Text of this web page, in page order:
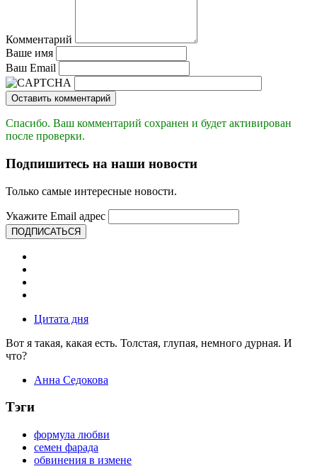
Комментарий
Ваше имя
Ваш Email
Оставить комментарий
Спасибо. Ваш комментарий сохранен и будет активирован
после проверки.
Подпишитесь на наши новости
Только самые интересные новости.
Укажите Email адрес
ПОДПИСАТЬСЯ
Цитата дня
Вот я такая, какая есть. Толстая, глупая, немного дурная. И
что?
Анна Седокова
Тэги
формула любви
семен фарада
обвинения в измене